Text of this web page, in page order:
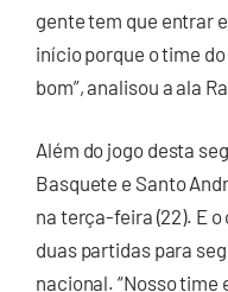
gente tem que entrar
início porque o time
bom”, analisou a ala
Além do jogo desta
Basquete e Santo
na terça-feira (22). E
duas partidas para
nacional. “Nosso